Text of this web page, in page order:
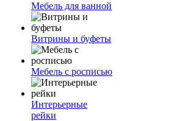
Мебель для ванной
Витрины и буфеты
Мебель с росписью
Интерьерные
рейки